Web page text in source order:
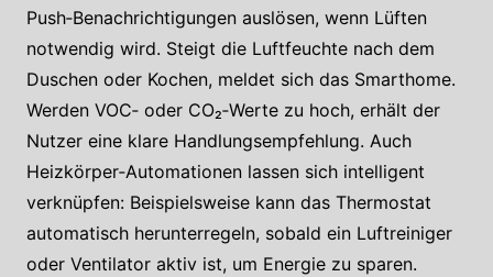
Push‑Benachrichtigungen auslösen, wenn Lüften
notwendig wird. Steigt die Luftfeuchte nach dem
Duschen oder Kochen, meldet sich das Smarthome.
Werden VOC‑ oder CO₂‑Werte zu hoch, erhält der
Nutzer eine klare Handlungsempfehlung. Auch
Heizkörper‑Automationen lassen sich intelligent
verknüpfen: Beispielsweise kann das Thermostat
automatisch herunterregeln, sobald ein Luftreiniger
oder Ventilator aktiv ist, um Energie zu sparen.